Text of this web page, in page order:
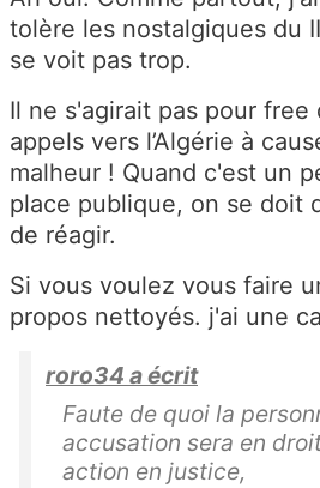
tolère les nostalgiques du
se voit pas trop.
Il ne s'agirait pas pour
appels vers l’Algérie à
malheur ! Quand c'est un
place publique, on se doit
de réagir.
Si vous voulez vous faire
propos nettoyés. j'ai une
roro34 a écrit
Faute de quoi la
accusation sera en
action en justice,